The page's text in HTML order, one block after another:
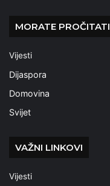
MORATE PROČITATI
Vijesti
Dijaspora
Domovina
Svijet
VAŽNI LINKOVI
Vijesti